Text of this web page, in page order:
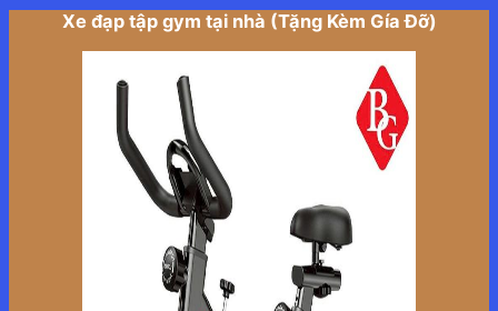
Xe đạp tập gym tại nhà (Tặng Kèm Gía Đỡ)